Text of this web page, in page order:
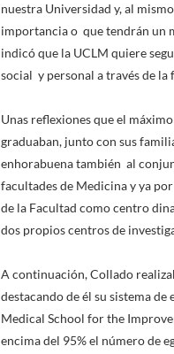
nuestra Universidad y, al
importancia o que tendrán un
indicó que la UCLM quiere
social y personal a través de
Unas reflexiones que el
graduaban, junto con sus
enhorabuena también al
facultades de Medicina y ya
de la Facultad como centro
dos propios centros de
A continuación, Collado
destacando de él su sistema
Medical School for the
encima del 95% el número de